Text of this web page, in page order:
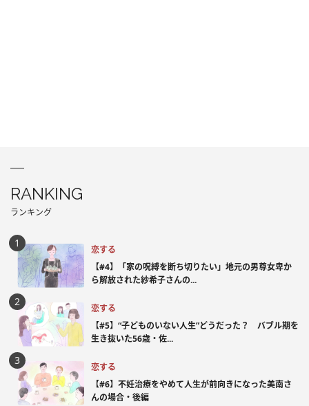
RANKING
ランキング
恋する
【#4】「家の呪縛を断ち切りたい」地元の男尊女卑か
ら解放された紗希子さんの...
恋する
【#5】“子どものいない人生”どうだった？ バブル期を
生き抜いた56歳・佐...
恋する
【#6】不妊治療をやめて人生が前向きになった美南さ
んの場合・後編